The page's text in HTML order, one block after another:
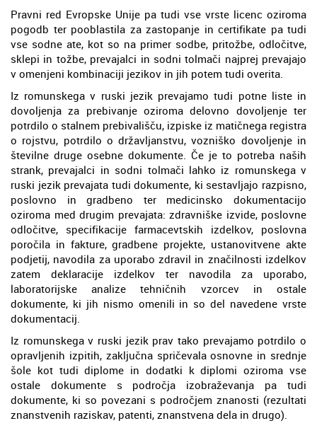
Pravni red Evropske Unije pa tudi vse vrste licenc oziroma
pogodb ter pooblastila za zastopanje in certifikate pa tudi
vse sodne ate, kot so na primer sodbe, pritožbe, odločitve,
sklepi in tožbe, prevajalci in sodni tolmači najprej prevajajo
v omenjeni kombinaciji jezikov in jih potem tudi overita.
Iz romunskega v ruski jezik prevajamo tudi potne liste in
dovoljenja za prebivanje oziroma delovno dovoljenje ter
potrdilo o stalnem prebivališču, izpiske iz matičnega registra
o rojstvu, potrdilo o državljanstvu, vozniško dovoljenje in
številne druge osebne dokumente. Če je to potreba naših
strank, prevajalci in sodni tolmači lahko iz romunskega v
ruski jezik prevajata tudi dokumente, ki sestavljajo razpisno,
poslovno in gradbeno ter medicinsko dokumentacijo
oziroma med drugim prevajata: zdravniške izvide, poslovne
odločitve, specifikacije farmacevtskih izdelkov, poslovna
poročila in fakture, gradbene projekte, ustanovitvene akte
podjetij, navodila za uporabo zdravil in značilnosti izdelkov
zatem deklaracije izdelkov ter navodila za uporabo,
laboratorijske analize tehničnih vzorcev in ostale
dokumente, ki jih nismo omenili in so del navedene vrste
dokumentacij.
Iz romunskega v ruski jezik prav tako prevajamo potrdilo o
opravljenih izpitih, zaključna spričevala osnovne in srednje
šole kot tudi diplome in dodatki k diplomi oziroma vse
ostale dokumente s področja izobraževanja pa tudi
dokumente, ki so povezani s področjem znanosti (rezultati
znanstvenih raziskav, patenti, znanstvena dela in drugo).